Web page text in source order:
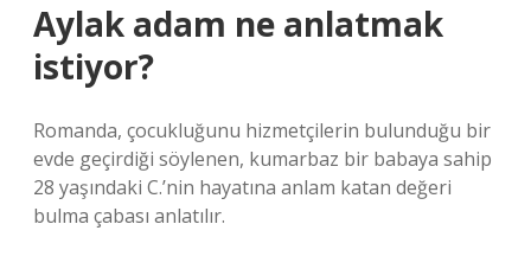
Aylak adam ne anlatmak
istiyor?
Romanda, çocukluğunu hizmetçilerin bulunduğu bir
evde geçirdiği söylenen, kumarbaz bir babaya sahip
28 yaşındaki C.’nin hayatına anlam katan değeri
bulma çabası anlatılır.